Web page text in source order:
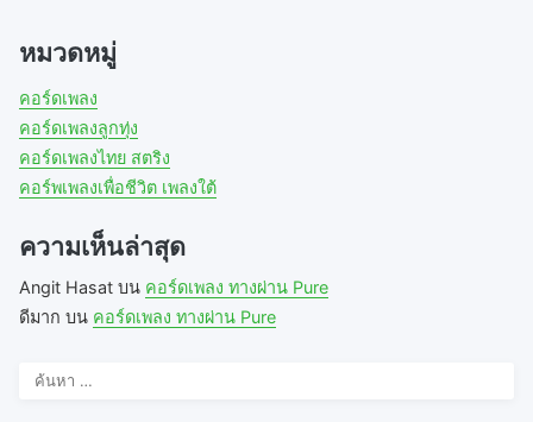
หมวดหมู่
คอร์ดเพลง
คอร์ดเพลงลูกทุ่ง
คอร์ดเพลงไทย สตริง
คอร์พเพลงเพื่อชีวิต เพลงใต้
ความเห็นล่าสุด
Angit Hasat บน คอร์ดเพลง ทางผ่าน Pure
ดีมาก บน คอร์ดเพลง ทางผ่าน Pure
ค้นหา